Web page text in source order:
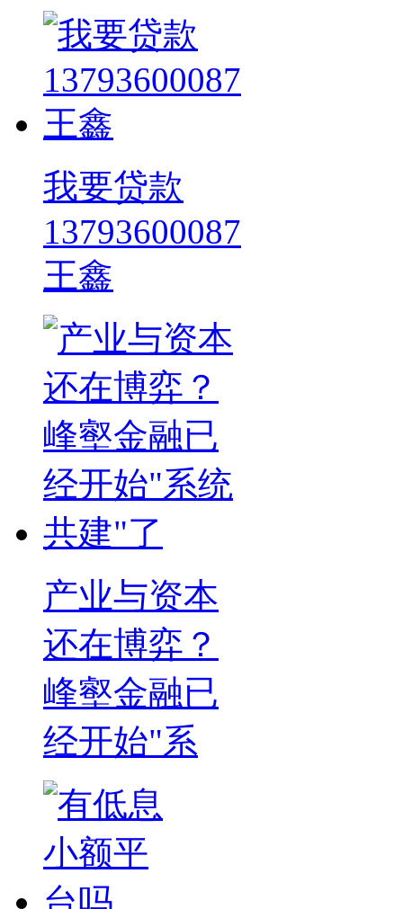
我要贷款
13793600087
王鑫
产业与资本
还在博弈？
峰壑金融已
经开始"系